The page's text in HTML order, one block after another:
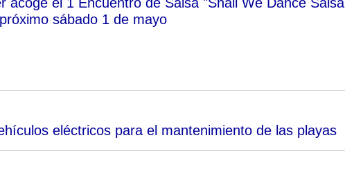
sábado 1 de mayo
eléctricos para el mantenimiento de las playas